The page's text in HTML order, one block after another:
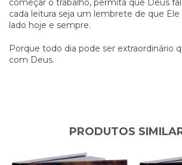
começar o trabalho, permita que Deus
cada leitura seja um lembrete de que
lado hoje e sempre.
Porque todo dia pode ser extraordinário
com Deus.
PRODUTOS